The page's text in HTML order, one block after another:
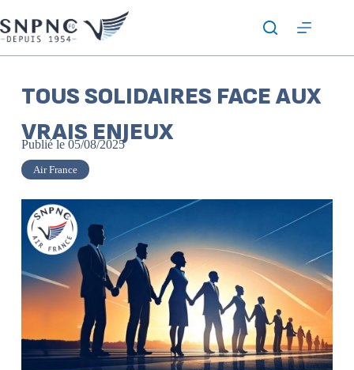
TOUS SOLIDAIRES FACE AUX
VRAIS ENJEUX
Publié le 05/08/2025
Air France